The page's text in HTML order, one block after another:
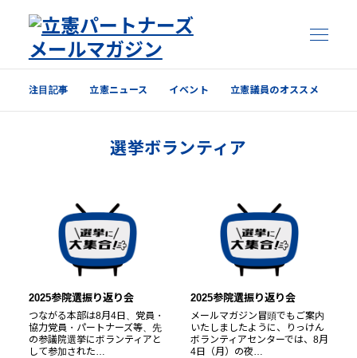
立憲議員のオススメ
過去の配信内容はこちら
注目記事 立憲ニュース イベント 立憲議員のオススメ
選挙ボランティア
2025参院選振り返り会
つながる本部は8月4日、党員・
協力党員・パートナーズ等、先
の参議院選挙にボランティアと
して参加された…
2025参院選振り返り会
メールマガジン冒頭でもご案内
いたしましたように、りっけん
ボランティアセンターでは、8月
4日（月）の夜…